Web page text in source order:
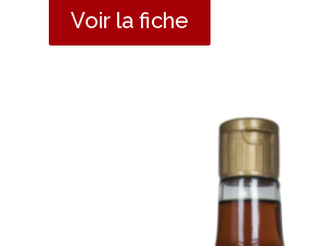
Voir la fiche